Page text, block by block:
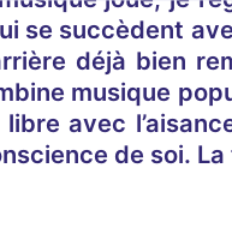
se succèdent
déjà bien
musique
avec
de soi.